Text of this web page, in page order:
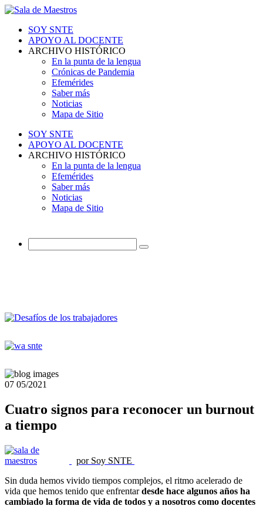
SOY SNTE
APOYO AL DOCENTE
ARCHIVO HISTÓRICO
En la punta de la lengua
Crónicas de Pandemia
Efemérides
Saber más
Noticias
Mapa de Sitio
SOY SNTE
APOYO AL DOCENTE
ARCHIVO HISTÓRICO
En la punta de la lengua
Efemérides
Saber más
Noticias
Mapa de Sitio
07 05/2021
Cuatro signos para reconocer un burnout
a tiempo
por Soy SNTE
Sin duda hemos vivido tiempos complejos, el ritmo acelerado de
vida que hemos tenido que enfrentardesde hace algunos años ha
cambiado la forma de vida de todos y a nosotros como docentes